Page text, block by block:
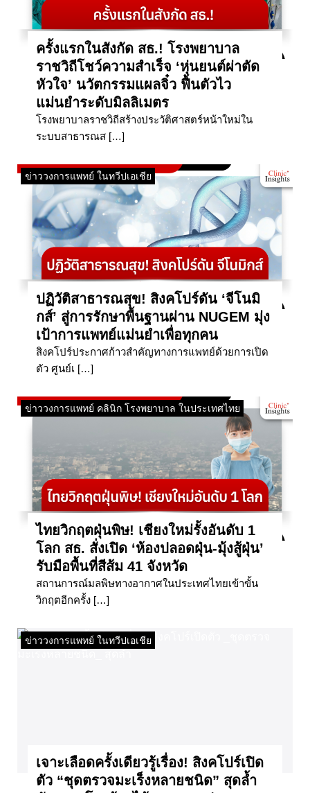
ครั้งแรกในสังกัด สธ.! โรงพยาบาล
ราชวิถีโชว์ความสำเร็จ ‘หุ่นยนต์ผ่าตัด
หัวใจ’ นวัตกรรมแผลจิ๋ว ฟื้นตัวไว
แม่นยำระดับมิลลิเมตร
โรงพยาบาลราชวิถีสร้างประวัติศาสตร์หน้าใหม่ใน
ระบบสาธารณส […]
ข่าววงการแพทย์ ในทวีปเอเชีย
ปฏิวัติสาธารณสุข! สิงคโปร์ดัน ‘จีโนมิ
กส์’ สู่การรักษาพื้นฐานผ่าน NUGEM มุ่ง
เป้าการแพทย์แม่นยำเพื่อทุกคน
สิงคโปร์ประกาศก้าวสำคัญทางการแพทย์ด้วยการเปิด
ตัว ศูนย์เ […]
ข่าววงการแพทย์ คลินิก โรงพยาบาล ในประเทศไทย
ไทยวิกฤตฝุ่นพิษ! เชียงใหม่รั้งอันดับ 1
โลก สธ. สั่งเปิด ‘ห้องปลอดฝุ่น-มุ้งสู้ฝุ่น’
รับมือพื้นที่สีส้ม 41 จังหวัด
สถานการณ์มลพิษทางอากาศในประเทศไทยเข้าขั้น
วิกฤตอีกครั้ง […]
ข่าววงการแพทย์ ในทวีปเอเชีย
เจาะเลือดครั้งเดียวรู้เรื่อง! สิงคโปร์เปิด
ตัว “ชุดตรวจมะเร็งหลายชนิด” สุดล้ำ